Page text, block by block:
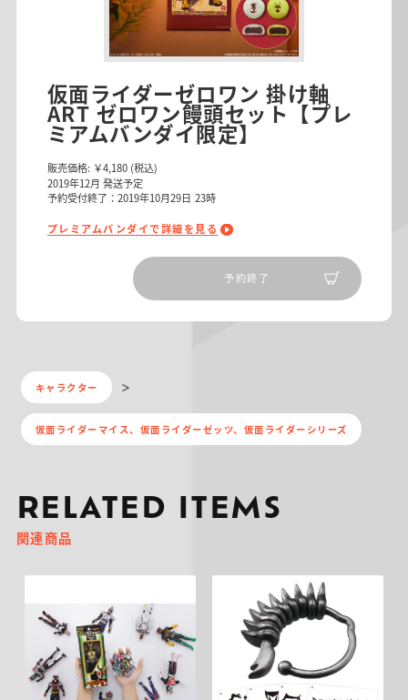
仮面ライダーゼロワン 掛け軸
ART ゼロワン饅頭セット【プレ
ミアムバンダイ限定】
販売価格: ￥4,180 (税込)
2019年12月 発送予定
予約受付終了：2019年10月29日 23時
プレミアムバンダイで詳細を見る
予約終了
キャラクター
仮面ライダーマイス、仮面ライダーゼッツ、仮面ライダーシリーズ
RELATED ITEMS
関連商品